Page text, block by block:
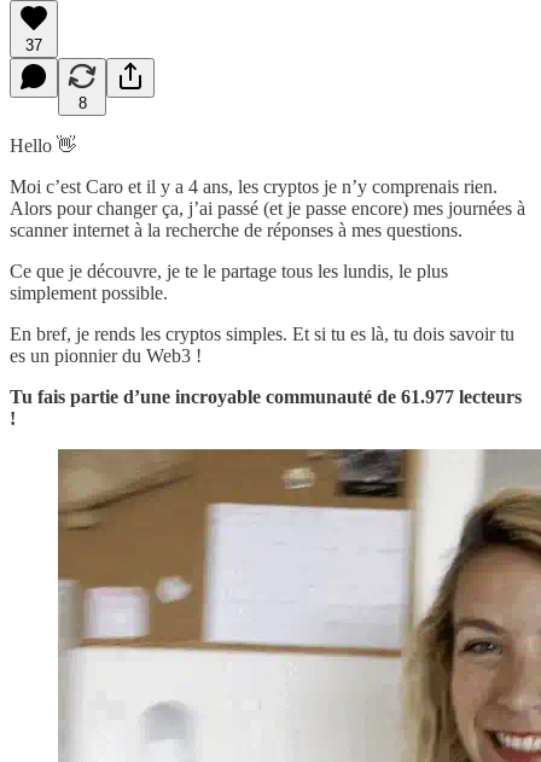
37
8
Hello 👋
Moi c’est Caro et il y a 4 ans, les cryptos je n’y comprenais rien.
Alors pour changer ça, j’ai passé (et je passe encore) mes journées à
scanner internet à la recherche de réponses à mes questions.
Ce que je découvre, je te le partage tous les lundis, le plus
simplement possible.
En bref, je rends les cryptos simples. Et si tu es là, tu dois savoir tu
es un pionnier du Web3 !
Tu fais partie d’une incroyable communauté de 61.977 lecteurs
!